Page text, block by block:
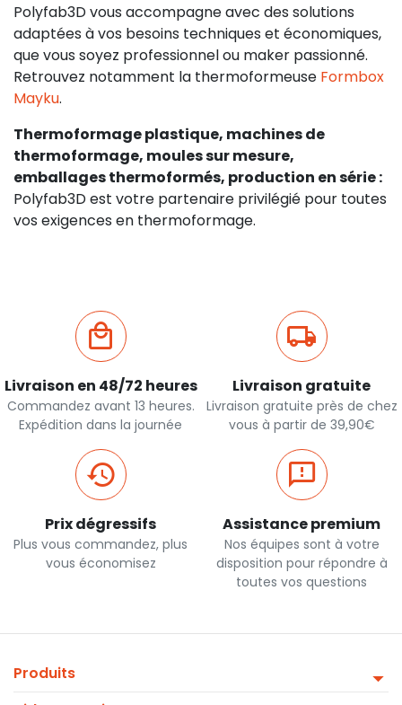
Polyfab3D vous accompagne avec des solutions
adaptées à vos besoins techniques et économiques,
que vous soyez professionnel ou maker passionné.
Retrouvez notamment la thermoformeuse Formbox
Mayku.
Thermoformage plastique, machines de
thermoformage, moules sur mesure,
emballages thermoformés, production en série :
Polyfab3D est votre partenaire privilégié pour toutes
vos exigences en thermoformage.
Livraison en 48/72 heures
Commandez avant 13 heures.
Expédition dans la journée
Livraison gratuite
Livraison gratuite près de chez
vous à partir de 39,90€
Prix dégressifs
Plus vous commandez, plus
vous économisez
Assistance premium
Nos équipes sont à votre
disposition pour répondre à
toutes vos questions
Produits